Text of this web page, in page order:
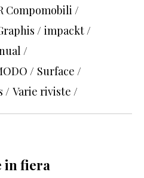
Compomobili /
/ impackt /
/
/ Surface /
/ Varie riviste /
in fiera